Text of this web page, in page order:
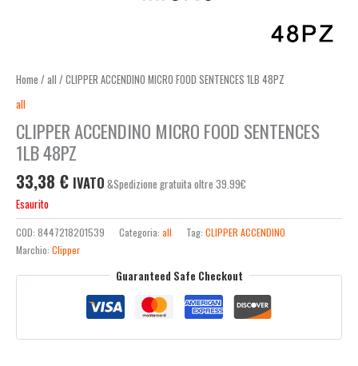
Home / all / CLIPPER ACCENDINO MICRO FOOD SENTENCES 1LB 48PZ
all
CLIPPER ACCENDINO MICRO FOOD SENTENCES
1LB 48PZ
33,38 € IVATO &Spedizione gratuita oltre 39.99€
Esaurito
COD: 8447218201539 Categoria: all Tag: CLIPPER ACCENDINO
Marchio: Clipper
Guaranteed Safe Checkout